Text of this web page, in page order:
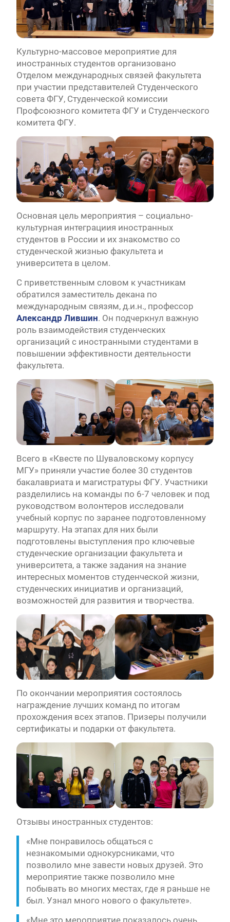
Культурно-массовое мероприятие для
иностранных студентов организовано
Отделом международных связей факультета
при участии представителей Студенческого
совета ФГУ, Студенческой комиссии
Профсоюзного комитета ФГУ и Студенческого
комитета ФГУ.
Основная цель мероприятия – социально-
культурная интеграциия иностранных
студентов в России и их знакомство со
студенческой жизнью факультета и
университета в целом.
С приветственным словом к участникам
обратился заместитель декана по
международным связям, д.и.н., профессор
Александр Лившин. Он подчеркнул важную
роль взаимодействия студенческих
организаций с иностранными студентами в
повышении эффективности деятельности
факультета.
Всего в «Квесте по Шуваловскому корпусу
МГУ» приняли участие более 30 студентов
бакалавриата и магистратуры ФГУ. Участники
разделились на команды по 6-7 человек и под
руководством волонтеров исследовали
учебный корпус по заранее подготовленному
маршруту. На этапах для них были
подготовлены выступления про ключевые
студенческие организации факультета и
университета, а также задания на знание
интересных моментов студенческой жизни,
студенческих инициатив и организаций,
возможностей для развития и творчества.
По окончании мероприятия состоялось
награждение лучших команд по итогам
прохождения всех этапов. Призеры получили
сертификаты и подарки от факультета.
Отзывы иностранных студентов:
«Мне понравилось общаться с
незнакомыми однокурсниками, что
позволило мне завести новых друзей. Это
мероприятие также позволило мне
побывать во многих местах, где я раньше не
был. Узнал много нового о факультете».
«Мне это мероприятие показалось очень